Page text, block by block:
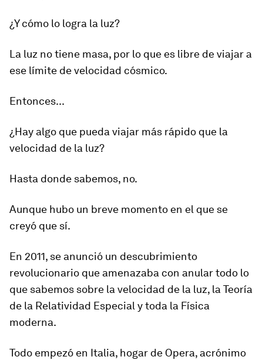
¿Y cómo lo logra la luz?
La luz no tiene masa, por lo que es libre de viajar a
ese límite de velocidad cósmico.
Entonces...
¿Hay algo que pueda viajar más rápido que la
velocidad de la luz?
Hasta donde sabemos, no.
Aunque hubo un breve momento en el que se
creyó que sí.
En 2011, se anunció un descubrimiento
revolucionario que amenazaba con anular todo lo
que sabemos sobre la velocidad de la luz, la Teoría
de la Relatividad Especial y toda la Física
moderna.
Todo empezó en Italia, hogar de Opera, acrónimo